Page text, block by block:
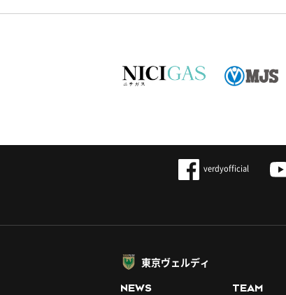
verdyofficial
東京ヴェルディ
NEWS TEAM